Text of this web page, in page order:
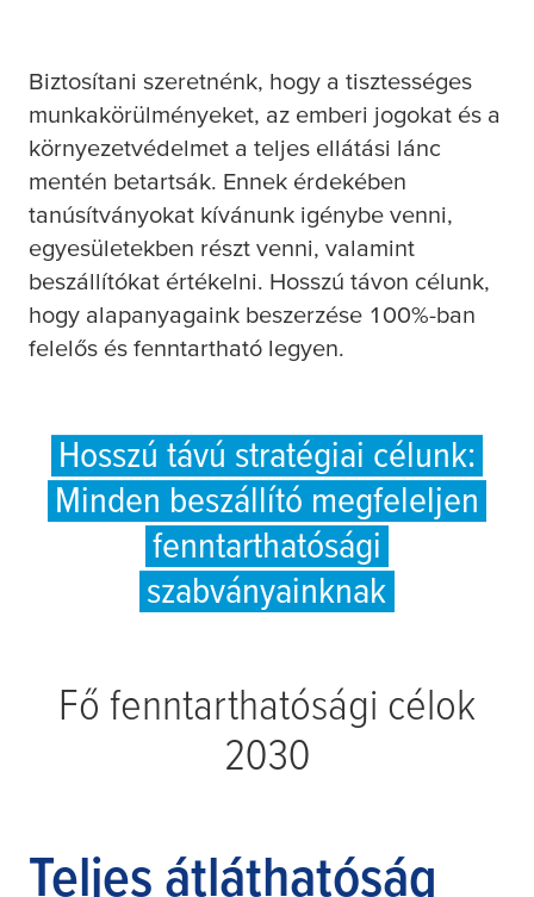
Biztosítani szeretnénk, hogy a tisztességes
munkakörülményeket, az emberi jogokat és a
környezetvédelmet a teljes ellátási lánc
mentén betartsák. Ennek érdekében
tanúsítványokat kívánunk igénybe venni,
egyesületekben részt venni, valamint
beszállítókat értékelni. Hosszú távon célunk,
hogy alapanyagaink beszerzése 100%-ban
felelős és fenntartható legyen.
Hosszú távú stratégiai célunk:
Minden beszállító megfeleljen
fenntarthatósági
szabványainknak
Fő fenntarthatósági célok
2030
Teljes átláthatóság